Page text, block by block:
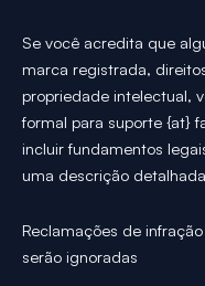
Se você acredita que
marca registrada,
propriedade intelectual,
formal para suporte {at}
incluir fundamentos
uma descrição
Reclamações de
serão ignoradas